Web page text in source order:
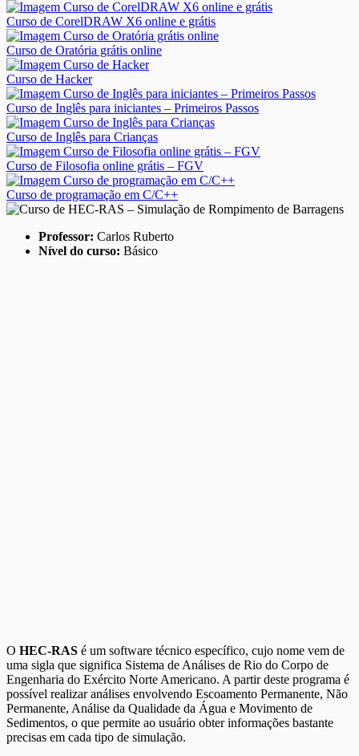
Curso de CorelDRAW X6 online e grátis
Curso de Oratória grátis online
Curso de Hacker
Curso de Inglês para iniciantes – Primeiros Passos
Curso de Inglês para Crianças
Curso de Filosofia online grátis – FGV
Curso de programação em C/C++
Professor: Carlos Ruberto
Nível do curso: Básico
O HEC-RAS é um software técnico específico, cujo nome vem de
uma sigla que significa Sistema de Análises de Rio do Corpo de
Engenharia do Exército Norte Americano. A partir deste programa é
possível realizar análises envolvendo Escoamento Permanente, Não
Permanente, Análise da Qualidade da Água e Movimento de
Sedimentos, o que permite ao usuário obter informações bastante
precisas em cada tipo de simulação.